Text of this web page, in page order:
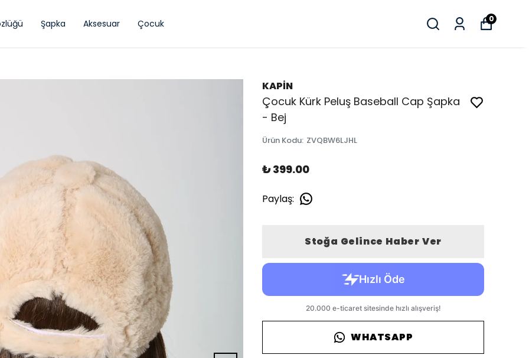
Şapka Aksesuar Çocuk 0
KAPİN
Çocuk Kürk Peluş Baseball Cap Şapka
- Bej
Ürün Kodu: ZVQBW6LJHL
₺ 399.00
Paylaş:
Stoğa Gelince Haber Ver
WHATSAPP